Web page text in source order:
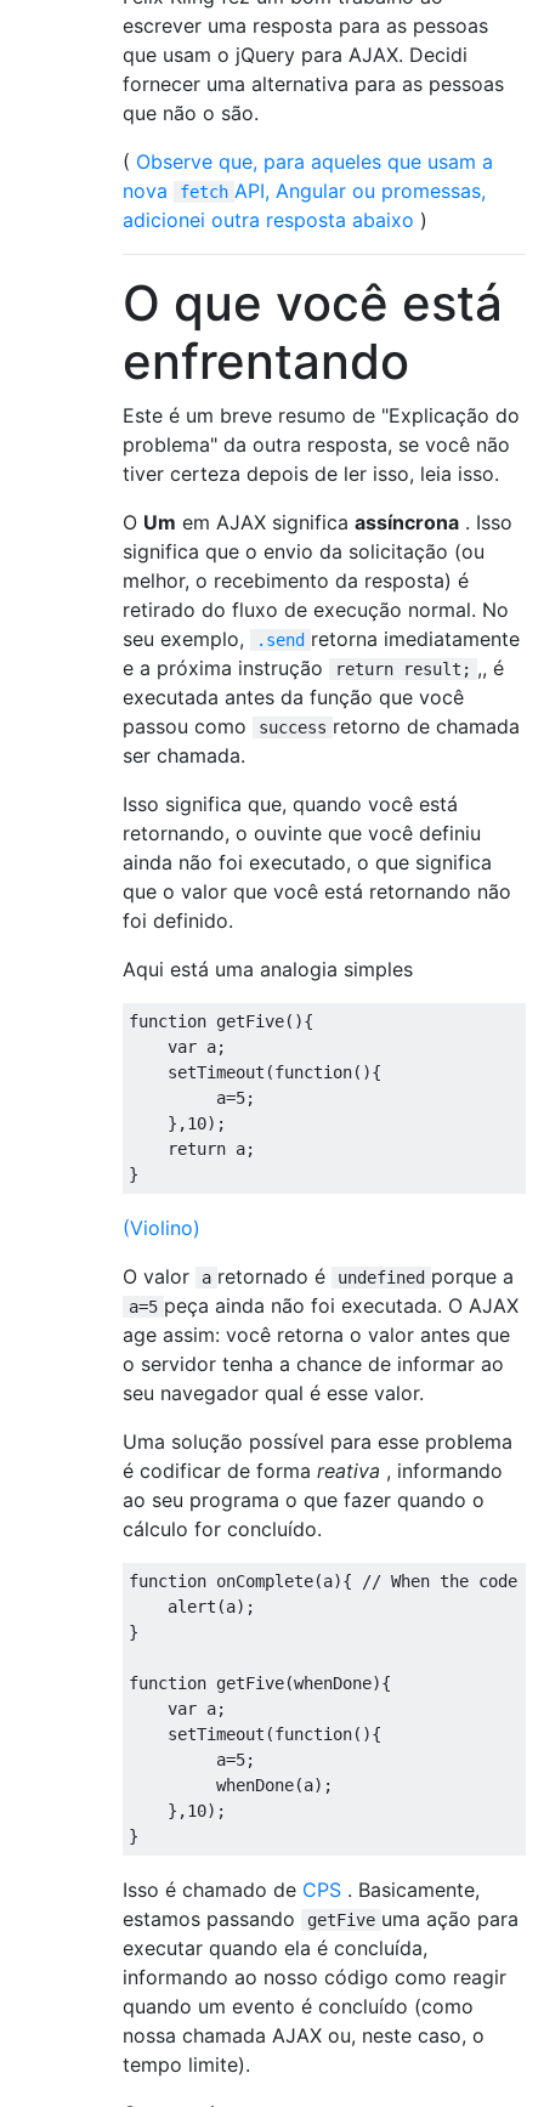
escrever uma resposta para as pessoas
que usam o jQuery para AJAX. Decidi
fornecer uma alternativa para as pessoas
que não o são.
( Observe que, para aqueles que usam a
nova
fetch API, Angular ou promessas,
adicionei outra resposta abaixo )
O que você está
enfrentando
Este é um breve resumo de "Explicação do
problema" da outra resposta, se você não
tiver certeza depois de ler isso, leia isso.
O Um em AJAX significa assíncrona . Isso
significa que o envio da solicitação (ou
melhor, o recebimento da resposta) é
retirado do fluxo de execução normal. No
seu exemplo,
.send retorna imediatamente
e a próxima instrução
return result; ,, é
executada antes da função que você
passou como
success retorno de chamada
ser chamada.
Isso significa que, quando você está
retornando, o ouvinte que você definiu
ainda não foi executado, o que significa
que o valor que você está retornando não
foi definido.
Aqui está uma analogia simples
function getFive(){
var a;
    setTimeout
(function(){
         a
=5;
},10);
return a;
}
(Violino)
O valor
a retornado é undefined porque a
a=5 peça ainda não foi executada. O AJAX
age assim: você retorna o valor antes que
o servidor tenha a chance de informar ao
seu navegador qual é esse valor.
Uma solução possível para esse problema
é codificar de forma reativa , informando
ao seu programa o que fazer quando o
cálculo for concluído.
function onComplete(a){
// When the code
    alert
(a);
}
function getFive(whenDone){
var a;
    setTimeout
(function(){
         a
=5;
         whenDone
(a);
},10);
}
Isso é chamado de CPS . Basicamente,
estamos passando
getFive uma ação para
executar quando ela é concluída,
informando ao nosso código como reagir
quando um evento é concluído (como
nossa chamada AJAX ou, neste caso, o
tempo limite).